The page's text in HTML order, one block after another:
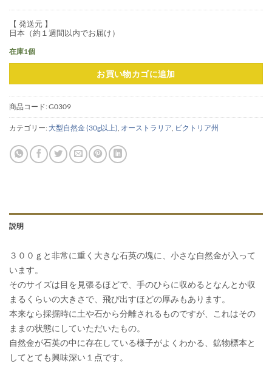
【 発送元 】
日本（約１週間以内でお届け）
在庫1個
お買い物カゴに追加
商品コード:G0309
カテゴリー: 大型自然金 (30g以上) オーストラリア ビクトリア州
説明
３００ｇと非常に重く大きな石英の塊に、小さな自然金が入って
います。
そのサイズは目を見張るほどで、手のひらに収めるとなんとか収
まるくらいの大きさで、飛び出すほどの厚みもあります。
本来なら採掘時に土や石から分離されるものですが、これはその
ままの状態にしていただいたもの。
自然金が石英の中に存在している様子がよくわかる、鉱物標本と
してとても興味深い１点です。